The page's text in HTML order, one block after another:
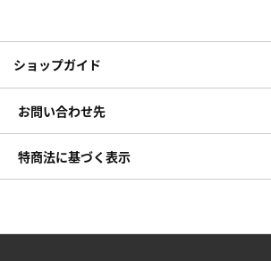
ショップガイド
お問い合わせ先
特商法に基づく表示